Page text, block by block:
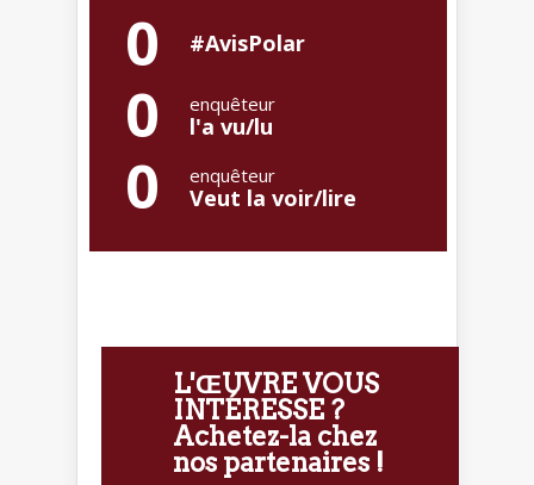
0 #AvisPolar
0 enquêteur
l'a vu/lu
0 enquêteur
Veut la voir/lire
L'ŒUVRE VOUS
INTÉRESSE ?
Achetez-la chez
nos partenaires !